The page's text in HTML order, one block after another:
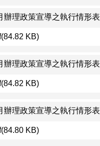
辦理政策宣導之執行情形表
KB)
辦理政策宣導之執行情形表
KB)
辦理政策宣導之執行情形表
KB)